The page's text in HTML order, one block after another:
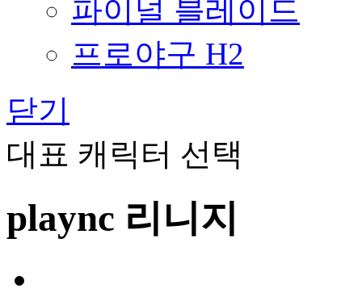
파이널 블레이드
프로야구 H2
닫기
대표 캐릭터 선택
plaync 리니지